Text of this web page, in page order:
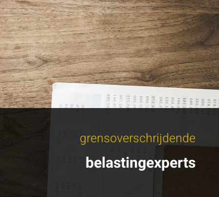
grensoverschrijdende
belastingexperts